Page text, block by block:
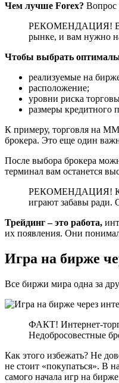
Чем лучше Forex? Вопрос
РЕКОМЕНДАЦИЯ!
рынке, и вам нужно
Чтобы выбрать
реализуемые на
расположение;
уровни риска
размеры кредитного
К примеру, торговля на
брокера. Это еще один
После выбора брокера
терминал вам останется
РЕКОМЕНДАЦИЯ! Как
играют забавы ради.
Трейдинг – это работа,
их появления. Они
Игра на бирже
Все биржи мира одна за
ФАКТ! Интернет-
Недобросовестные
Как этого избежать? Не
не стоит «покупаться». В
самого начала игр на